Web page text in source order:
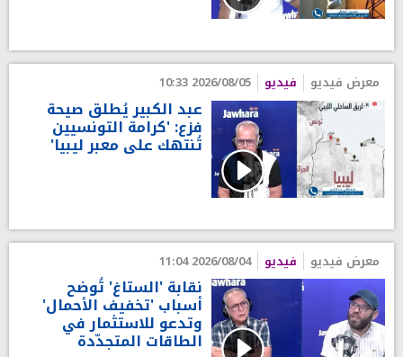
معرض فيديو فيديو 2026/08/05 10:33
عبد الكبير يُطلق صيحة
فزع: 'كرامة التونسيين
تُنتهك على معبر ليبيا'
معرض فيديو فيديو 2026/08/04 11:04
نقابة 'الستاغ' تُوضح
أسباب 'تخفيف الأحمال'
وتدعو للاستثمار في
الطاقات المتجدّدة